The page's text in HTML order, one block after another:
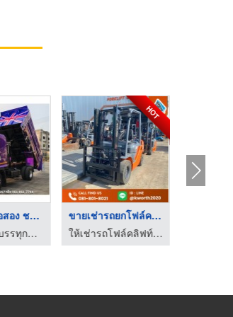
รถ6ล้อดั้มมือสอง ชลบ ...
ซื้อ-ขาย รถบรรทุกมือสองชลบุรี อู่สมควร
HOT
ขายเช่ารถยกโฟล์คลิฟท ...
ให้เช่ารถโฟล์คลิฟท์ ขายรถโฟล์คลิฟท์ แบตเตอรี่รถโฟล์คลิฟท์